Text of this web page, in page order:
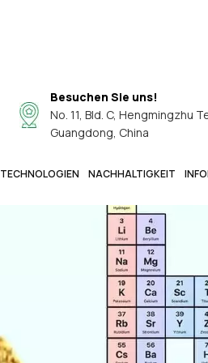
Besuchen Sie uns!
No. 11, Bld. C, Hengmingzhu
Guangdong, China
TECHNOLOGIEN NACHHALTIGKEIT